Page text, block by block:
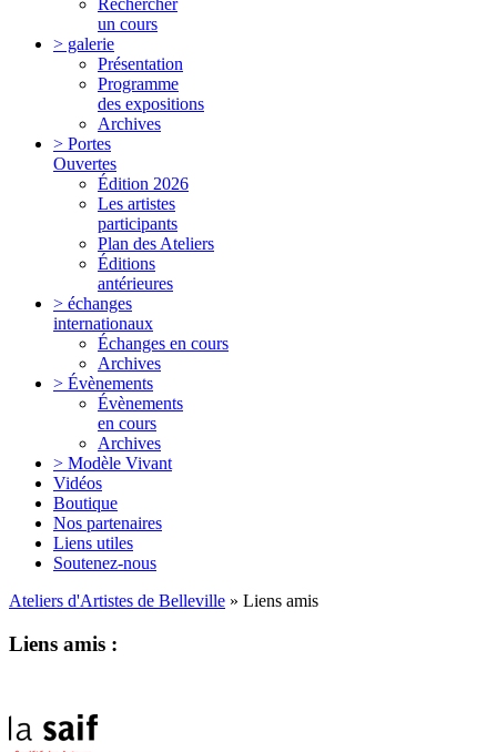
un cours
> galerie
Présentation
Programme
des expositions
Archives
> Portes
Ouvertes
Édition 2026
Les artistes
participants
Plan des Ateliers
Éditions
antérieures
> échanges
internationaux
Échanges en cours
Archives
> Évènements
Évènements
en cours
Archives
> Modèle Vivant
Vidéos
Boutique
Nos partenaires
Liens utiles
Soutenez-nous
Ateliers d'Artistes de Belleville » Liens amis
Liens amis :